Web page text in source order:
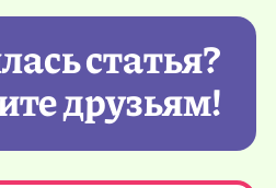
статья?
друзьям!